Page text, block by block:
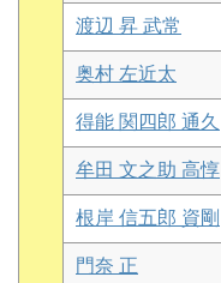
渡辺 昇 武常
奥村 左近太
得能 関四郎 通久
牟田 文之助 高惇
根岸 信五郎 資剛
門奈 正